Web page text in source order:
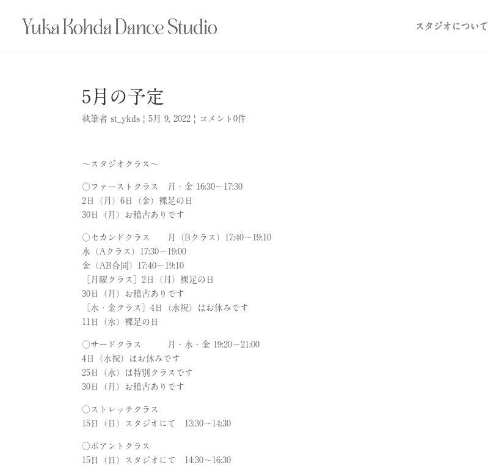
スタジオについて
5月の予定
執筆者st_ykds |5月 9, 2022 | コメント0件
〜スタジオクラス〜
○ファーストクラス 月・金 16:30～17:30
2日（月）6日（金）裸足の日
30日（月）お稽古ありです
○セカンドクラス 月（Bクラス）17:40～19:10
水（Aクラス）17:30～19:00
金（AB合同）17:40～19:10
［月曜クラス］2日（月）裸足の日
30日（月）お稽古ありです
［水・金クラス］4日（水祝）はお休みです
11日（水）裸足の日
○サードクラス 月・水・金 19:20～21:00
4日（水祝）はお休みです
25日（水）は特別クラスです
30日（月）お稽古ありです
○ストレッチクラス
15日（日）スタジオにて 13:30〜14:30
○ポアントクラス
15日（日）スタジオにて 14:30〜16:30